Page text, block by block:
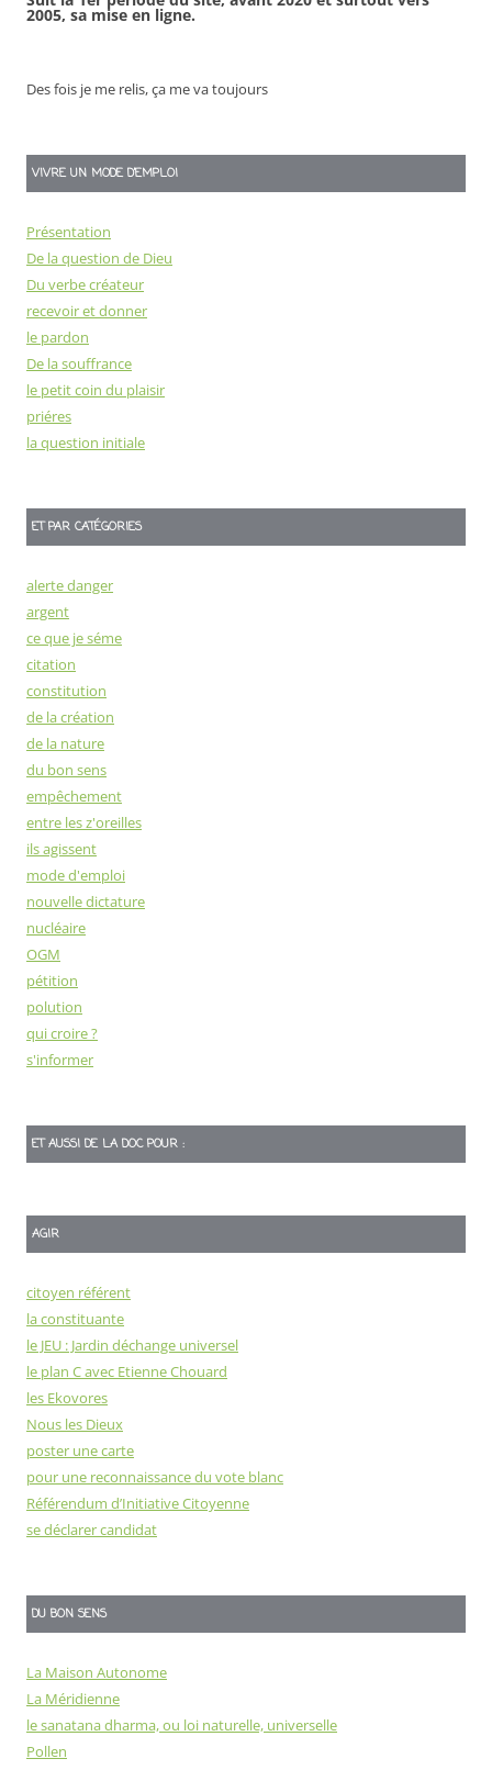
2005, sa mise en ligne.
Des fois je me relis, ça me va toujours
VIVRE UN MODE D’EMPLOI
Présentation
De la question de Dieu
Du verbe créateur
recevoir et donner
le pardon
De la souffrance
le petit coin du plaisir
priéres
la question initiale
ET PAR CATÉGORIES
alerte danger
argent
ce que je séme
citation
constitution
de la création
de la nature
du bon sens
empêchement
entre les z'oreilles
ils agissent
mode d'emploi
nouvelle dictature
nucléaire
OGM
pétition
polution
qui croire ?
s'informer
ET AUSSI DE LA DOC POUR :
AGIR
citoyen référent
la constituante
le JEU : Jardin déchange universel
le plan C avec Etienne Chouard
les Ekovores
Nous les Dieux
poster une carte
pour une reconnaissance du vote blanc
Référendum d’Initiative Citoyenne
se déclarer candidat
DU BON SENS
La Maison Autonome
La Méridienne
le sanatana dharma, ou loi naturelle, universelle
Pollen